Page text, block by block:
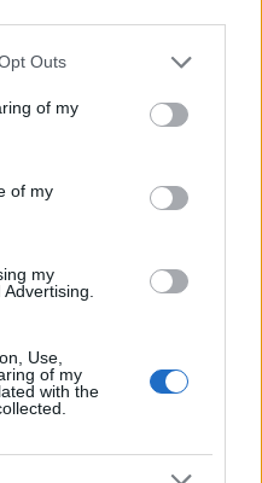
uses one or more Google
You may click to
and its third-party tags to
purposes in below Google
Outs
of my
of my
my
Use,
of my
with the